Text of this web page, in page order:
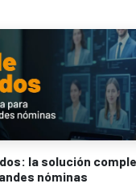
la solución
nóminas